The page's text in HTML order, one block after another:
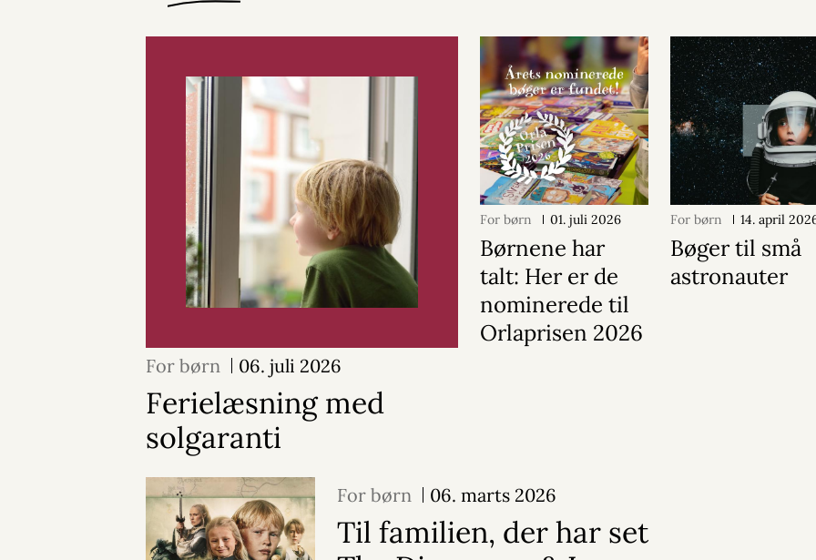
For børn 06. juli 2026
Ferielæsning med
solgaranti
For børn 01. juli 2026
Børnene har
talt: Her er de
nominerede til
Orlaprisen 2026
For børn 14. april
Bøger til små
astronauter
For børn 06. marts 2026
Til familien, der har set